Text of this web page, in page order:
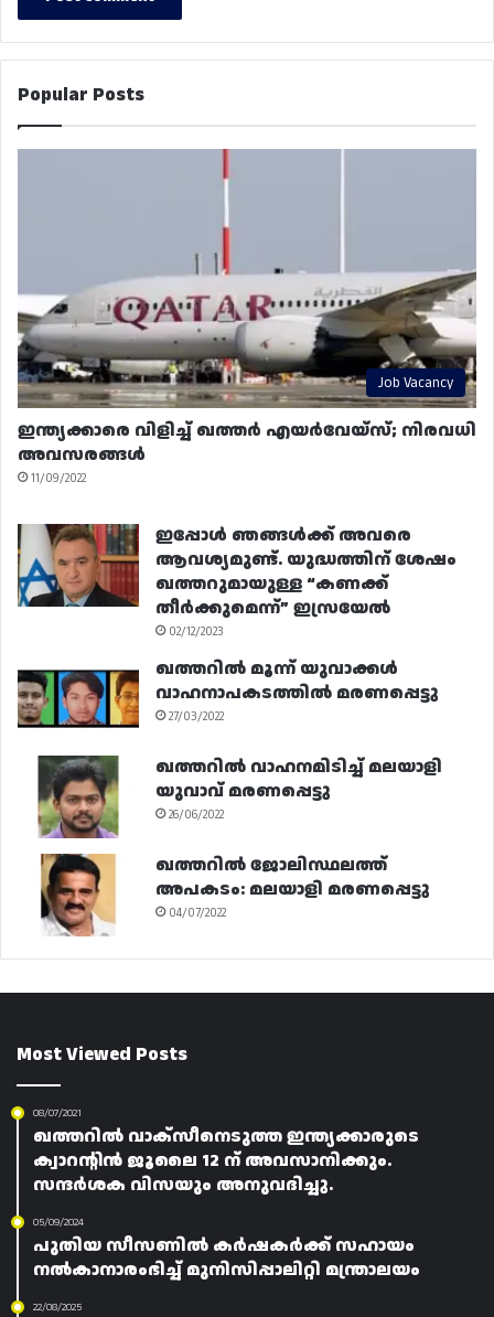
Popular Posts
Job Vacancy
ഇന്ത്യക്കാരെ വിളിച്ച് ഖത്തർ എയർവേയ്‌സ്; നിരവധി
അവസരങ്ങൾ
11/09/2022
ഇപ്പോൾ ഞങ്ങൾക്ക് അവരെ
ആവശ്യമുണ്ട്. യുദ്ധത്തിന് ശേഷം
ഖത്തറുമായുള്ള “കണക്ക്
തീർക്കുമെന്ന്” ഇസ്രയേൽ
02/12/2023
ഖത്തറിൽ മൂന്ന് യുവാക്കൾ
വാഹനാപകടത്തിൽ മരണപ്പെട്ടു
27/03/2022
ഖത്തറിൽ വാഹനമിടിച്ച് മലയാളി
യുവാവ് മരണപ്പെട്ടു
26/06/2022
ഖത്തറിൽ ജോലിസ്ഥലത്ത്
അപകടം: മലയാളി മരണപ്പെട്ടു
04/07/2022
Most Viewed Posts
08/07/2021
ഖത്തറിൽ വാക്സീനെടുത്ത ഇന്ത്യക്കാരുടെ
ക്വാറന്റിൻ ജൂലൈ 12 ന് അവസാനിക്കും.
സന്ദർശക വിസയും അനുവദിച്ചു.
05/09/2024
പുതിയ സീസണിൽ കർഷകർക്ക് സഹായം
നൽകാനാരംഭിച്ച് മുനിസിപ്പാലിറ്റി മന്ത്രാലയം
22/08/2025